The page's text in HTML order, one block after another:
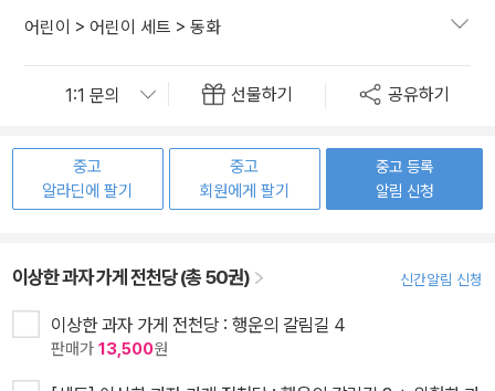
어린이 > 어린이 세트 > 동화
선물하기 공유하기
중고
알라딘에 팔기
중고
회원에게 팔기
중고 등록
알림 신청
이상한 과자 가게 전천당 (총 50권) 신간알림 신청
이상한 과자 가게 전천당 : 행운의 갈림길 4
판매가 13,500원